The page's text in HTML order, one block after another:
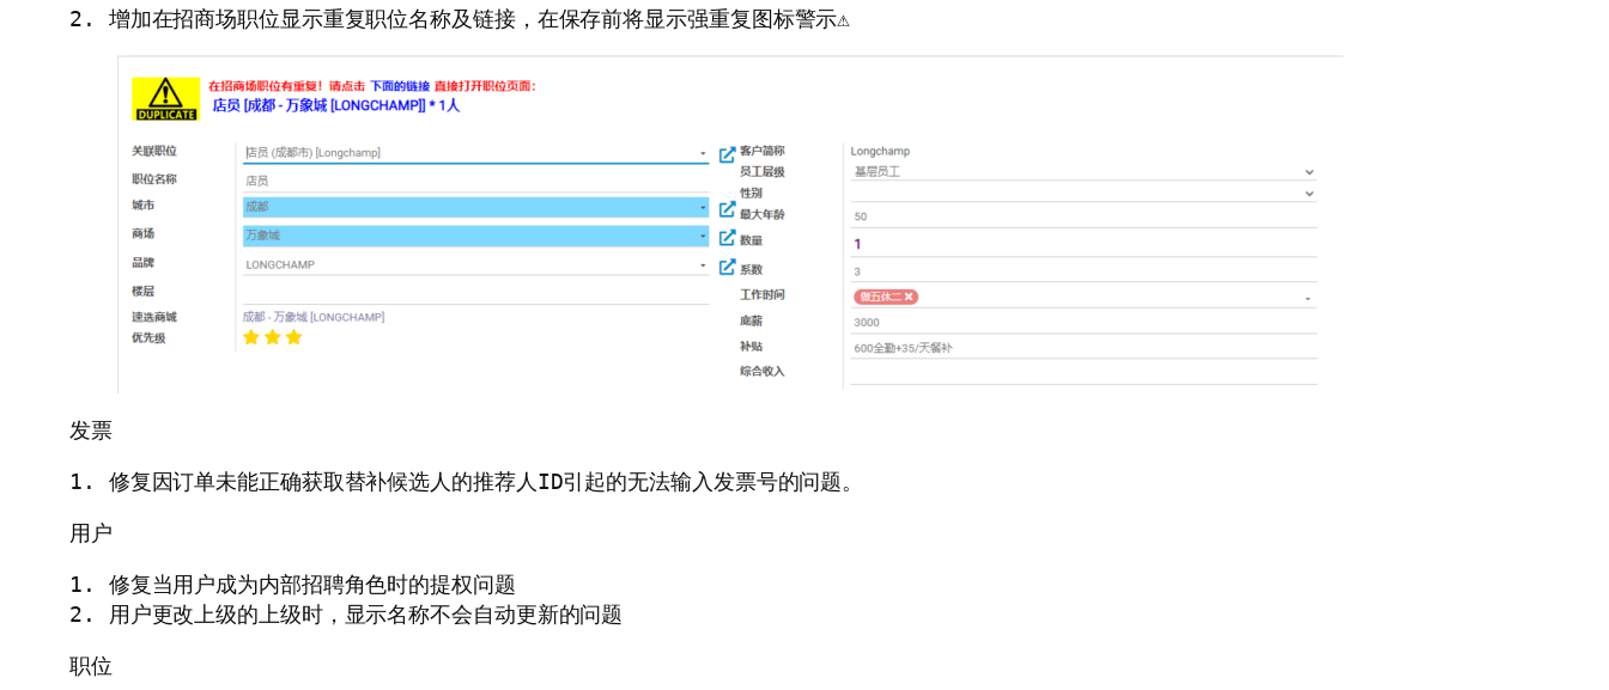
2. 增加在招商场职位显示重复职位名称及链接，在保存前将显示强重复图标警示⚠️
发票
1. 修复因订单未能正确获取替补候选人的推荐人ID引起的无法输入发票号的问题。
用户
1. 修复当用户成为内部招聘角色时的提权问题
2. 用户更改上级的上级时，显示名称不会自动更新的问题
职位